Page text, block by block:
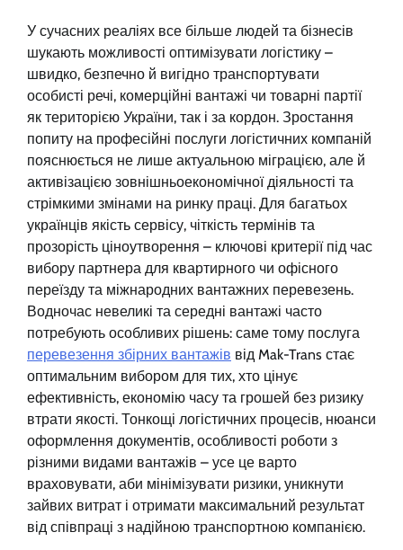
У сучасних реаліях все більше людей та бізнесів
шукають можливості оптимізувати логістику –
швидко, безпечно й вигідно транспортувати
особисті речі, комерційні вантажі чи товарні партії
як територією України, так і за кордон. Зростання
попиту на професійні послуги логістичних компаній
пояснюється не лише актуальною міграцією, але й
активізацією зовнішньоекономічної діяльності та
стрімкими змінами на ринку праці. Для багатьох
українців якість сервісу, чіткість термінів та
прозорість ціноутворення – ключові критерії під час
вибору партнера для квартирного чи офісного
переїзду та міжнародних вантажних перевезень.
Водночас невеликі та середні вантажі часто
потребують особливих рішень: саме тому послуга
перевезення збірних вантажів від Mak-Trans стає
оптимальним вибором для тих, хто цінує
ефективність, економію часу та грошей без ризику
втрати якості. Тонкощі логістичних процесів, нюанси
оформлення документів, особливості роботи з
різними видами вантажів – усе це варто
враховувати, аби мінімізувати ризики, уникнути
зайвих витрат і отримати максимальний результат
від співпраці з надійною транспортною компанією.